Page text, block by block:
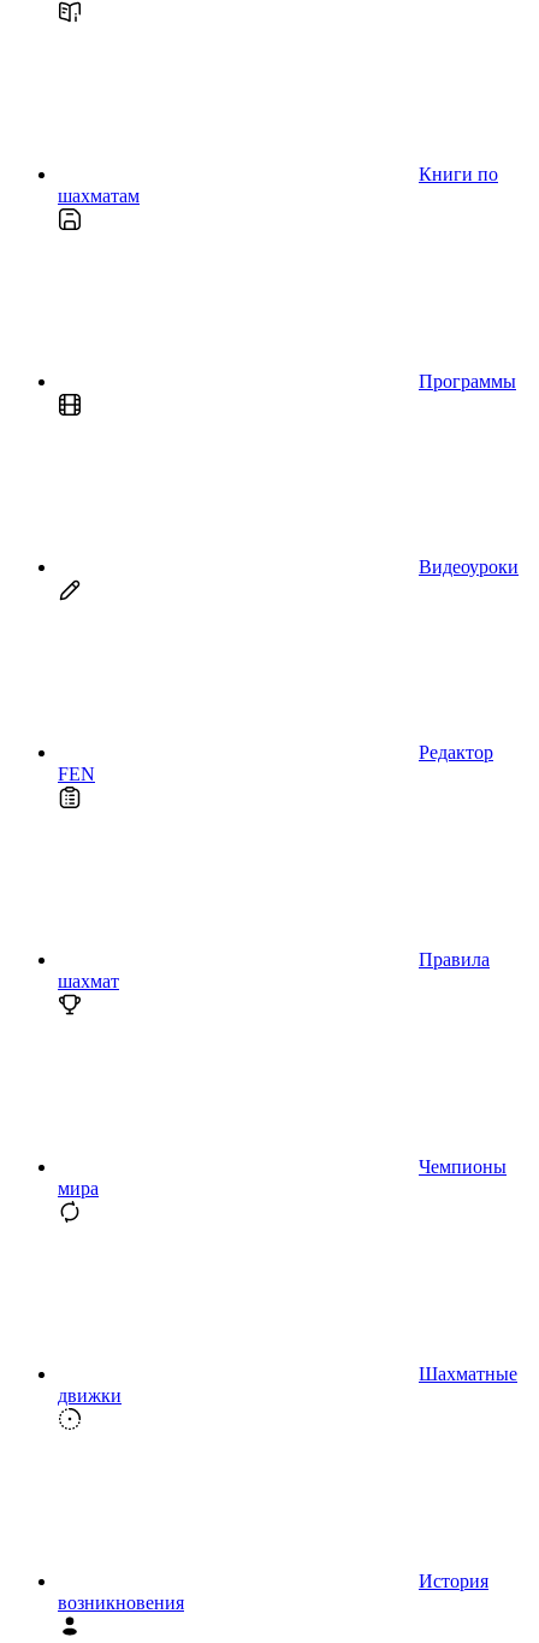
Книги по
шахматам
Программы
Видеоуроки
Редактор
FEN
Правила
шахмат
Чемпионы
мира
Шахматные
движки
История
возникновения